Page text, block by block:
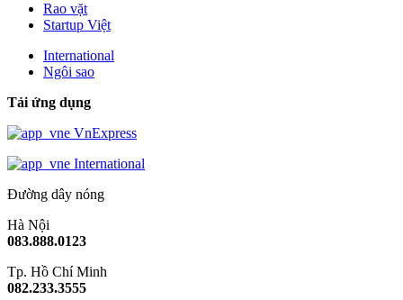
Rao vặt
Startup Việt
International
Ngôi sao
Tải ứng dụng
VnExpress
International
Đường dây nóng
Hà Nội
083.888.0123
Tp. Hồ Chí Minh
082.233.3555